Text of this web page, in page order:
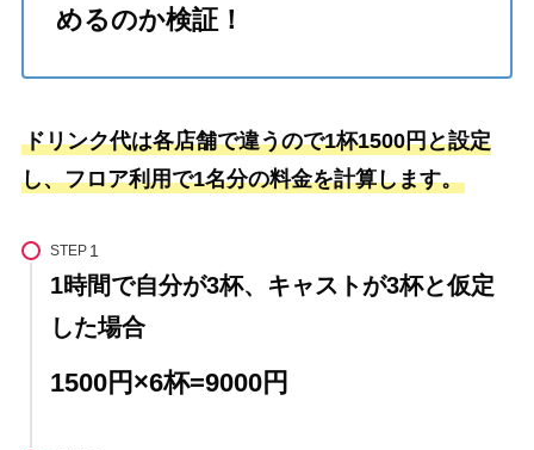
めるのか検証！
ドリンク代は各店舗で違うので1杯1500円と設定
し、フロア利用で1名分の料金を計算します。
STEP
1時間で自分が3杯、キャストが3杯と仮定
した場合
1500円×6杯=9000円